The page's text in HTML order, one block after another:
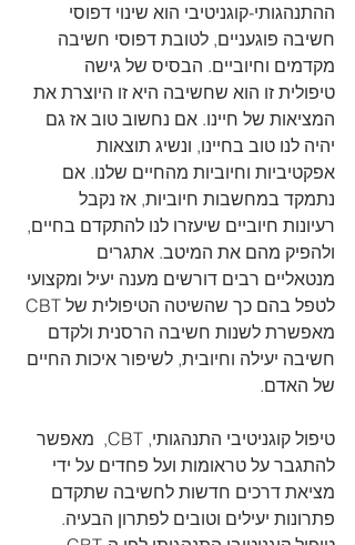
ההתנהגותי-קוגניטיבי הוא שינוי דפוסי
חשיבה פוגעניים, לטובת דפוסי חשיבה
מקדמים וחיוביים. הבסיס של גישה
טיפולית זו הוא שחשיבה היא זו היוצרת את
המציאות של חיינו. אם נחשוב טוב אז גם
יהיה לנו טוב בחיינו, ונשיג תוצאות
אפקטיביות וחיוביות מהחיים שלנו. אם
נתמקד במחשבות חיוביות, אז נקבל
רעיונות חיוביים שיעזרו לנו להתקדם בחיים,
ולהפיק מהם את המיטב. אתגרים
מנטאליים רבים דורשים מענה יעיל ומקצועי
מאפשרת לשנות חשיבה הרסנית ולקדם
חשיבה יעילה וחיובית, לשיפור איכות החיים
של האדם.
טיפול קוגניטיבי התנהגותי, CBT,  מאפשר
להתגבר על טראומות ועל פחדים על ידי
מציאת דרכים חדשות לחשיבה שתקדם
פתרונות יעילים וטובים לפתרון הבעיה.